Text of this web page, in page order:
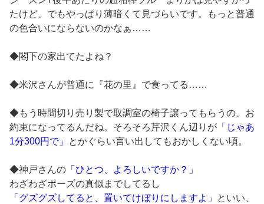
たけど、でもやっぱり薄暗くて見づらいです。もっと普通
の色合いにならないのかなぁ……
◆閣下の家出てたよね？
◆米沢さんが普通に『花の里』で食ってる……
◆もう時間切り売り製で取調室の椅子譲ってもらうの、お
約束になってるんだね。そろそろ芹沢くん辺りが 「じゃあ
1分300円で」
とかぐらい言い出してもおかしくない頃。
◆神戸さんの 「ひとつ、よろしいですか？」
わざわざポーズの真似までしてるし
「グズグズしてると、置いてけぼりにしますよ」
といい、